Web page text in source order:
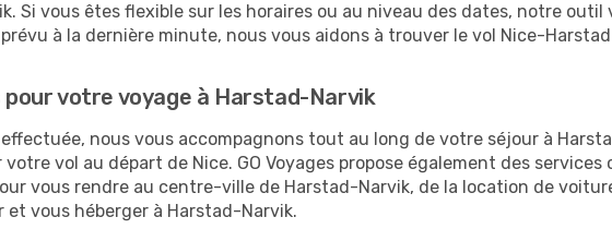
Si vous êtes flexible sur les horaires ou au niveau des dates, notre
à la dernière minute, nous vous aidons à trouver le vol Nice-
pour votre voyage à Harstad-Narvik
nous vous accompagnons tout au long de votre séjour à
vol au départ de Nice. GO Voyages propose également des
vous rendre au centre-ville de Harstad-Narvik, de la location de
et vous héberger à Harstad-Narvik.